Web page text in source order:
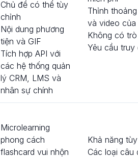
Chủ đề có thể tùy
chỉnh
Nội dung phương
tiện và GIF
Tích hợp API với
các hệ thống quản
lý CRM, LMS và
nhân sự chính
Thỉnh
và video
Không có
Yêu cầu truy
Microlearning
phong cách
flashcard vui nhộn
Khả năng
Các loại câu